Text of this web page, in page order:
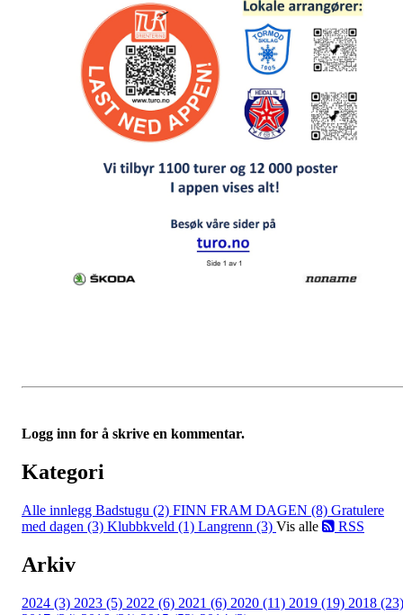
Logg inn for å skrive en kommentar.
Kategori
Alle innlegg Badstugu (2) FINN FRAM DAGEN (8) Gratulere
med dagen (3) Klubbkveld (1) Langrenn (3) Vis alle RSS
Arkiv
2024 (3) 2023 (5) 2022 (6) 2021 (6) 2020 (11) 2019 (19) 2018 (23)